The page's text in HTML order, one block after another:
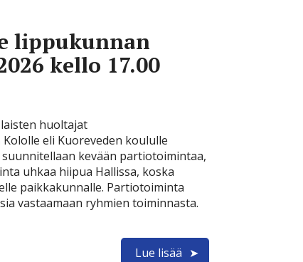
lippukunnan
kello 17.00
huoltajat
eli Kuoreveden koululle
kevään partiotoimintaa,
uhkaa hiipua Hallissa, koska
paikkakunnalle. Partiotoiminta
vastaamaan ryhmien toiminnasta.
Lue lisää